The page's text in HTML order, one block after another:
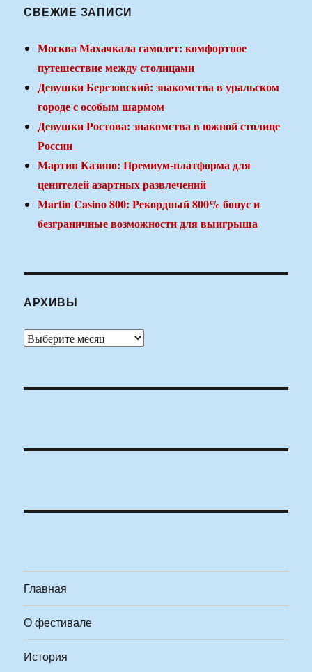
СВЕЖИЕ ЗАПИСИ
Москва Махачкала самолет: комфортное
путешествие между столицами
Девушки Березовский: знакомства в уральском
городе с особым шармом
Девушки Ростова: знакомства в южной столице
России
Мартин Казино: Премиум-платформа для
ценителей азартных развлечений
Martin Casino 800: Рекордный 800% бонус и
безграничные возможности для выигрыша
АРХИВЫ
Архивы
Главная
О фестивале
История